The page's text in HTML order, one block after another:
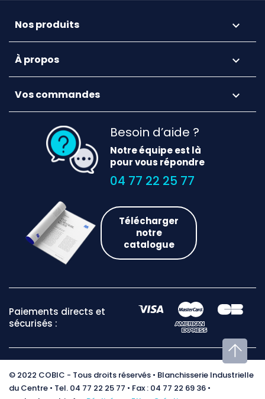
Nos produits 
À propos 
Vos commandes 
Besoin d’aide ?
Notre équipe est là
pour vous répondre
04 77 22 25 77
Télécharger
notre
catalogue
Paiements directs et
sécurisés :
© 2022 COBIC - Tous droits réservés • Blanchisserie Industrielle
du Centre • Tel. 04 77 22 25 77 • Fax : 04 77 22 69 36 •